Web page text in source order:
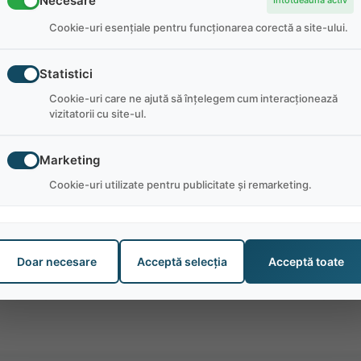
într-un cadru plăcut, servicii excepționale și
le găzduim la restaurantul nostru. Petrecerea
Cookie-uri esențiale pentru funcționarea corectă a site-ului.
Statistici
Cookie-uri care ne ajută să înțelegem cum interacționează
vizitatorii cu site-ul.
Marketing
Cookie-uri utilizate pentru publicitate și remarketing.
Doar necesare Acceptă selecția Acceptă toate